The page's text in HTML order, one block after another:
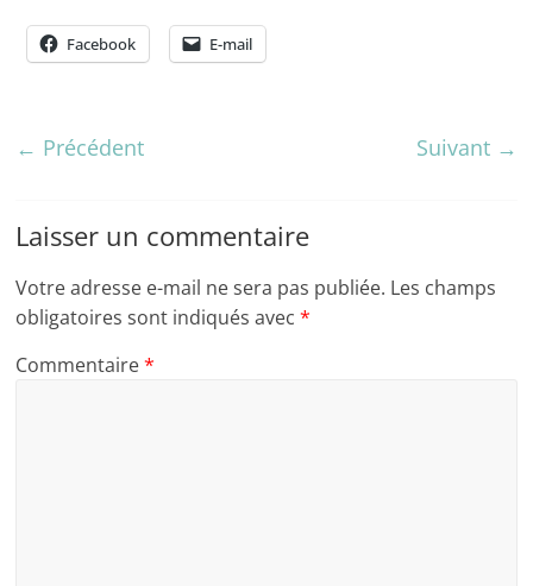
Facebook E-mail
← Précédent Suivant →
Laisser un commentaire
Votre adresse e-mail ne sera pas publiée. Les champs
obligatoires sont indiqués avec*
Commentaire*